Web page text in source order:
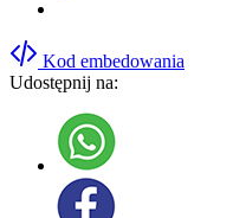
Kod embedowania
Udostępnij na: